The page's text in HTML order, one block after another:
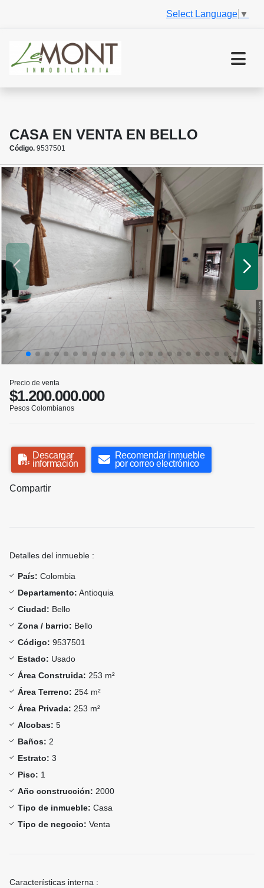
Select Language ▼
CASA EN VENTA EN BELLO
Código. 9537501
Precio de venta
$1.200.000.000
Pesos Colombianos
Descargar
información
Recomendar inmueble
por correo electrónico
Compartir
Detalles del inmueble :
País: Colombia
Departamento: Antioquia
Ciudad: Bello
Zona / barrio: Bello
Código: 9537501
Estado: Usado
Área Construida: 253 m²
Área Terreno: 254 m²
Área Privada: 253 m²
Alcobas: 5
Baños: 2
Estrato: 3
Piso: 1
Año construcción: 2000
Tipo de inmueble: Casa
Tipo de negocio: Venta
Características interna :